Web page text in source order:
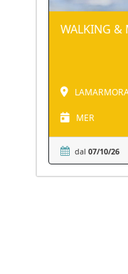
WALKING &
MER
dal 07/10/26